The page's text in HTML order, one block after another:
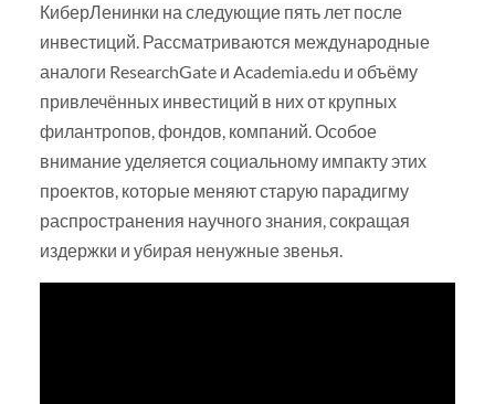
КиберЛенинки на следующие пять лет после
инвестиций. Рассматриваются международные
аналоги ResearchGate и Academia.edu и объёму
привлечённых инвестиций в них от крупных
филантропов, фондов, компаний. Особое
внимание уделяется социальному импакту этих
проектов, которые меняют старую парадигму
распространения научного знания, сокращая
издержки и убирая ненужные звенья.